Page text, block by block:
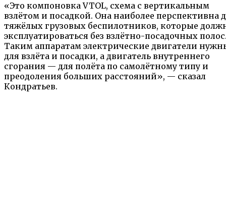
«Это компоновка VTOL, схема с вертикальным
взлётом и посадкой. Она наиболее перспективна
тяжёлых грузовых беспилотников, которые
эксплуатироваться без взлётно-посадочных
Таким аппаратам электрические двигатели
для взлёта и посадки, а двигатель внутреннего
сгорания — для полёта по самолётному типу и
преодоления больших расстояний», — сказал
Кондратьев.